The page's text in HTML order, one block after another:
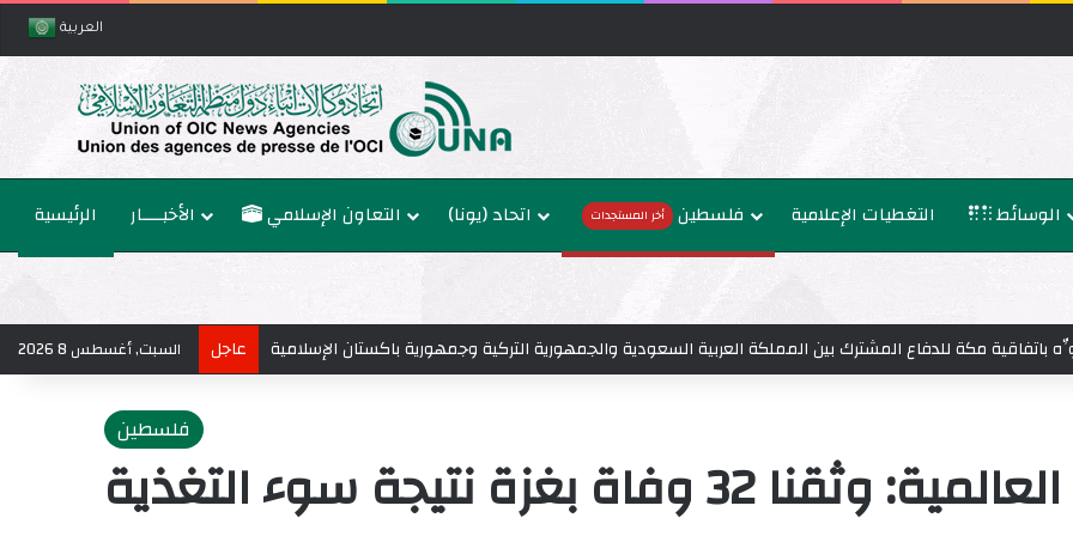
العربية
الرئيسية الأخبــــار التعاون الإسلامي اتحاد (يونا) فلسطين أخر المستجدات التغطيات الإعلامية الوسائط
السبت, أغسطس 8 2026 عاجل باتفاقية مكة للدفاع المشترك بين المملكة العربية السعودية والجمهورية التركية وجمهورية باكستان الإسلامية
فلسطين
32 وفاة بغزة نتيجة سوء التغذية